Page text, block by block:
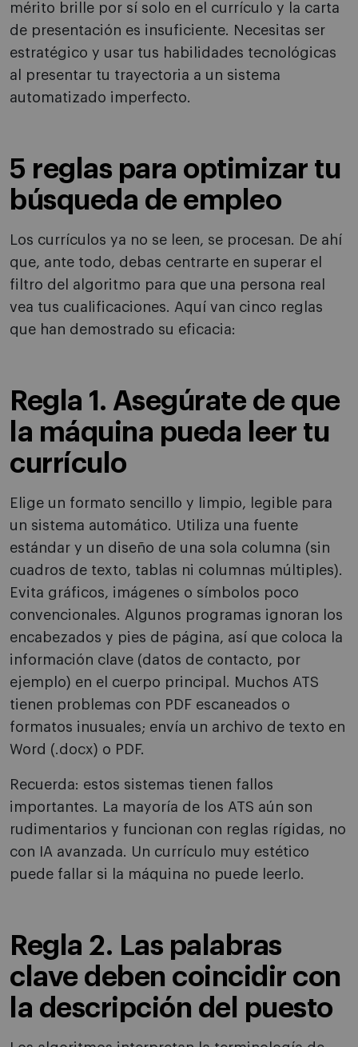
mérito brille por sí solo en el currículo y la carta
de presentación es insuficiente. Necesitas ser
estratégico y usar tus habilidades tecnológicas
al presentar tu trayectoria a un sistema
automatizado imperfecto.
5 reglas para optimizar tu
búsqueda de empleo
Los currículos ya no se leen, se procesan. De ahí
que, ante todo, debas centrarte en superar el
filtro del algoritmo para que una persona real
vea tus cualificaciones. Aquí van cinco reglas
que han demostrado su eficacia:
Regla 1. Asegúrate de que
la máquina pueda leer tu
currículo
Elige un formato sencillo y limpio, legible para
un sistema automático. Utiliza una fuente
estándar y un diseño de una sola columna (sin
cuadros de texto, tablas ni columnas múltiples).
Evita gráficos, imágenes o símbolos poco
convencionales. Algunos programas ignoran los
encabezados y pies de página, así que coloca la
información clave (datos de contacto, por
ejemplo) en el cuerpo principal. Muchos ATS
tienen problemas con PDF escaneados o
formatos inusuales; envía un archivo de texto en
Word (.docx) o PDF.
Recuerda: estos sistemas tienen fallos
importantes. La mayoría de los ATS aún son
rudimentarios y funcionan con reglas rígidas, no
con IA avanzada. Un currículo muy estético
puede fallar si la máquina no puede leerlo.
Regla 2. Las palabras
clave deben coincidir con
la descripción del puesto